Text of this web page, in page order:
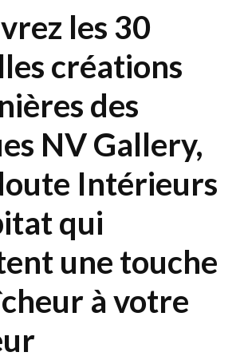
les 30
créations
des
NV Gallery,
Intérieurs
qui
une touche
à votre